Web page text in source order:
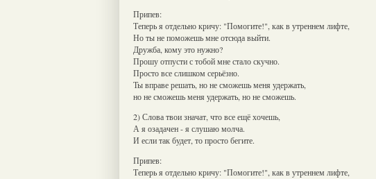
Припев:
Теперь я отдельно кричу: "Помогите!", как в утреннем лифте,
Но ты не поможешь мне отсюда выйти.
Дружба, кому это нужно?
Прошу отпусти с тобой мне стало скучно.
Просто все слишком серьёзно.
Ты вправе решать, но не сможешь меня удержать,
но не сможешь меня удержать, но не сможешь.
2) Слова твои значат, что все ещё хочешь,
А я озадачен - я слушаю молча.
И если так будет, то просто бегите.
Припев:
Теперь я отдельно кричу: "Помогите!", как в утреннем лифте,